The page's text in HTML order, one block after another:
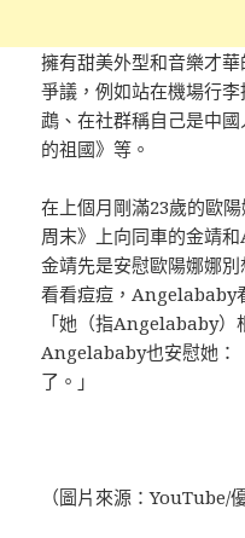
擁有甜美外型和音樂才
爭議，例如站在機場行
鵡、在社群稱自己是中
的祖國》等。
在上個月剛滿23歲的歐
周末》上向同車的金靖
金靖先是安慰歐陽娜娜
看看痘痘，Angelababy
「她（指Angelababy）
Angelababy也安慰她：
了。」
（圖片來源：YouTube/